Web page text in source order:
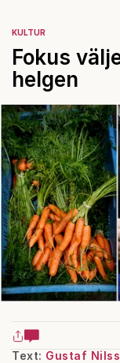
KULTUR
Fokus
helgen
Text: Gustaf